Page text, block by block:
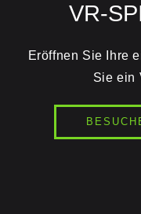
VR-
Eröffnen Sie Ihre
Sie ein